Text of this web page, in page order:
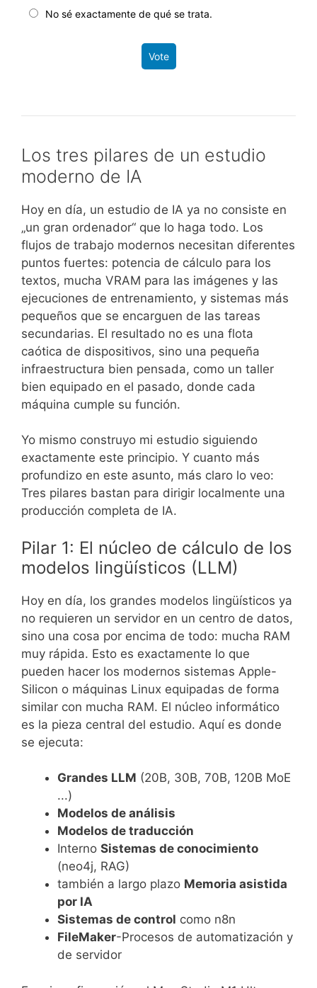
No sé exactamente de qué se trata.
Vote
Los tres pilares de un estudio
moderno de IA
Hoy en día, un estudio de IA ya no consiste en
„un gran ordenador“ que lo haga todo. Los
flujos de trabajo modernos necesitan diferentes
puntos fuertes: potencia de cálculo para los
textos, mucha VRAM para las imágenes y las
ejecuciones de entrenamiento, y sistemas más
pequeños que se encarguen de las tareas
secundarias. El resultado no es una flota
caótica de dispositivos, sino una pequeña
infraestructura bien pensada, como un taller
bien equipado en el pasado, donde cada
máquina cumple su función.
Yo mismo construyo mi estudio siguiendo
exactamente este principio. Y cuanto más
profundizo en este asunto, más claro lo veo:
Tres pilares bastan para dirigir localmente una
producción completa de IA.
Pilar 1: El núcleo de cálculo de los
modelos lingüísticos (LLM)
Hoy en día, los grandes modelos lingüísticos ya
no requieren un servidor en un centro de datos,
sino una cosa por encima de todo: mucha RAM
muy rápida. Esto es exactamente lo que
pueden hacer los modernos sistemas Apple-
Silicon o máquinas Linux equipadas de forma
similar con mucha RAM. El núcleo informático
es la pieza central del estudio. Aquí es donde
se ejecuta:
Grandes LLM (20B, 30B, 70B, 120B MoE
...)
Modelos de análisis
Modelos de traducción
Interno Sistemas de conocimiento
(neo4j, RAG)
también a largo plazo Memoria asistida
por IA
Sistemas de control como n8n
FileMaker-Procesos de automatización y
de servidor